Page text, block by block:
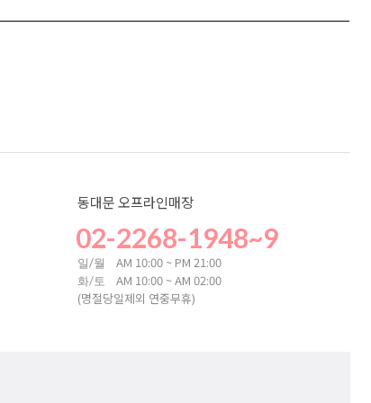
동대문 오프라인매장
02-2268-1948~9
일/월 AM 10:00 ~ PM 21:00
화/토
AM 10:00 ~ AM 02:00
(명절당일제외 연중무휴)